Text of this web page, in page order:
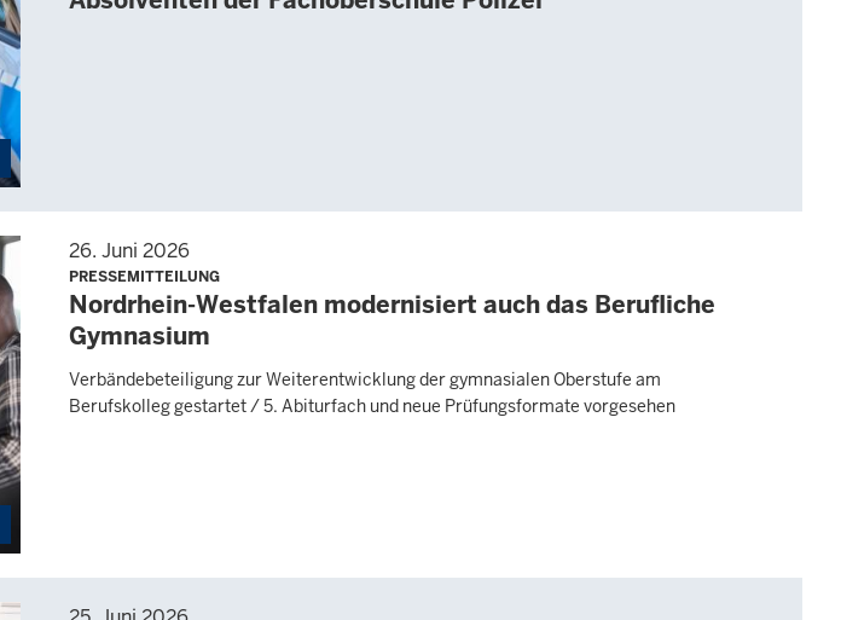
26. Juni 2026
PRESSEMITTEILUNG
Nordrhein-Westfalen modernisiert auch das Berufliche
Gymnasium
Verbändebeteiligung zur Weiterentwicklung der gymnasialen Oberstufe am
Berufskolleg gestartet / 5. Abiturfach und neue Prüfungsformate vorgesehen